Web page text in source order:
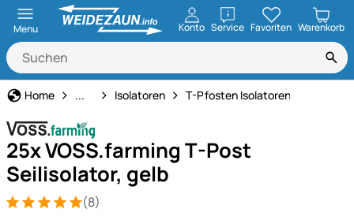
Menu Konto ServiceöffnenFavoriten Warenkorb
Home Weidezaun
... Isolatoren T-Pfosten Isolatoren
25x VOSS.farming T-Post
Seilisolator, gelb
Bewertung: 5 von 5 (8 Bewertungen)
8 Bewertungen
(8)